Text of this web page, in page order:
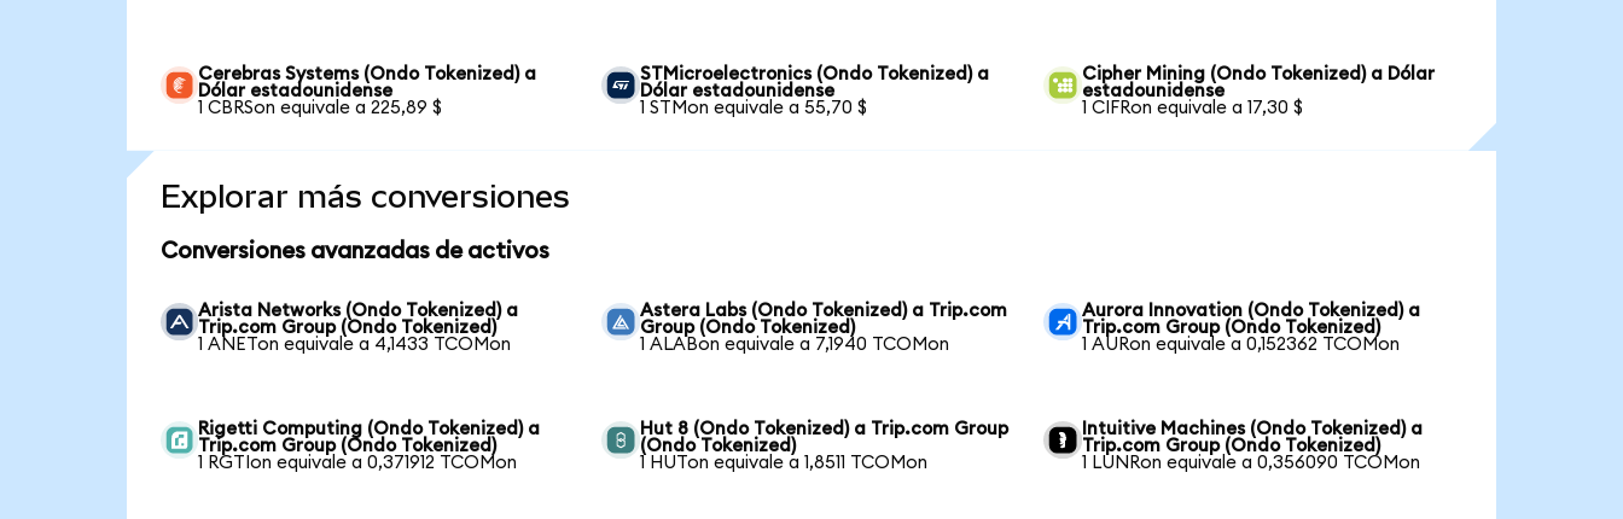
Cerebras Systems (Ondo Tokenized) a
Dólar estadounidense
1 CBRSon equivale a 225,89 $
STMicroelectronics (Ondo Tokenized) a
Dólar estadounidense
1 STMon equivale a 55,70 $
Cipher Mining (Ondo Tokenized) a Dólar
estadounidense
1 CIFRon equivale a 17,30 $
Explorar más conversiones
Conversiones avanzadas de activos
Arista Networks (Ondo Tokenized) a
Trip.com Group (Ondo Tokenized)
1 ANETon equivale a 4,1433 TCOMon
Astera Labs (Ondo Tokenized) a Trip.com
Group (Ondo Tokenized)
1 ALABon equivale a 7,1940 TCOMon
Aurora Innovation (Ondo Tokenized) a
Trip.com Group (Ondo Tokenized)
1 AURon equivale a 0,152362 TCOMon
Rigetti Computing (Ondo Tokenized) a
Trip.com Group (Ondo Tokenized)
1 RGTIon equivale a 0,371912 TCOMon
Hut 8 (Ondo Tokenized) a Trip.com Group
(Ondo Tokenized)
1 HUTon equivale a 1,8511 TCOMon
Intuitive Machines (Ondo Tokenized) a
Trip.com Group (Ondo Tokenized)
1 LUNRon equivale a 0,356090 TCOMon